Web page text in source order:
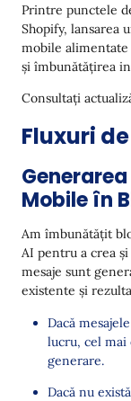
Filtru
Fluxurilor
Segmentare
Widget-uri
Animație
Suport
NPS și
Alte actualizări
Nouă
Integrare
Etichete
Printre punctele
Shopify, lansarea
mobile
și îmbunătățirea
Consultați
Fluxuri
Mobile în
Am îmbunătățit
AI pentru a crea
mesaje sunt
existente și
Dacă
lucru, cel mai
generare.
Dacă nu